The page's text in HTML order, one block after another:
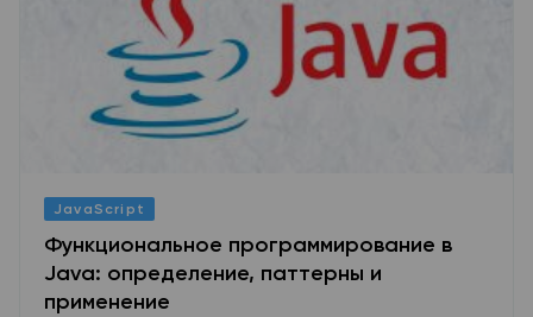
JavaScript
Функциональное программирование в
Java: определение, паттерны и
применение